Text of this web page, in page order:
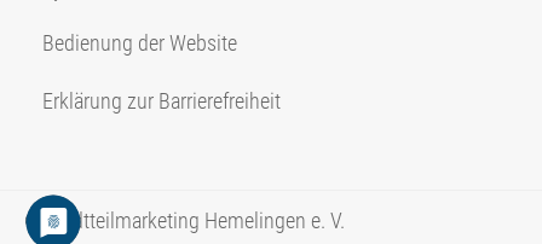
Bedienung der Website
Erklärung zur Barrierefreiheit
© Stadtteilmarketing Hemelingen e. V.